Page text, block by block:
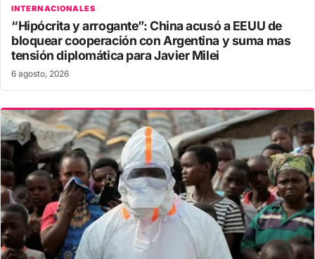
INTERNACIONALES
“Hipócrita y arrogante”: China acusó a EEUU de
bloquear cooperación con Argentina y suma mas
tensión diplomática para Javier Milei
6 agosto, 2026